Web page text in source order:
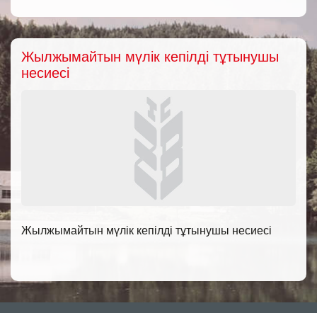
Жылжымайтын мүлік кепілді тұтынушы
несиесі
Жылжымайтын мүлік кепілді тұтынушы несиесі